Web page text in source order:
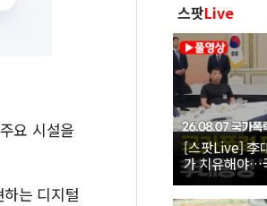
요 시설을
는 디지털
스팟Live
[스팟Live] 李
가 치유해야…
26.08.07 국가